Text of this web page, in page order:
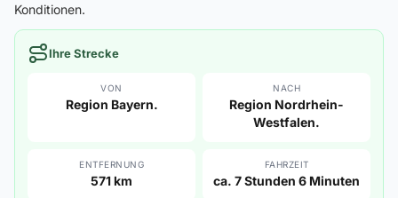
Konditionen.
Ihre Strecke
VON
Region Bayern.
NACH
Region Nordrhein-
Westfalen.
ENTFERNUNG
571 km
FAHRZEIT
ca. 7 Stunden 6 Minuten